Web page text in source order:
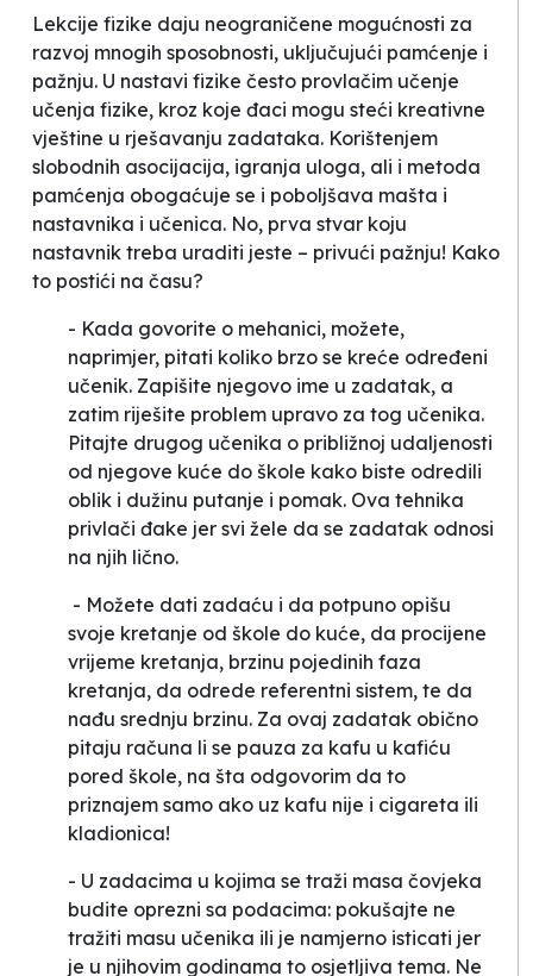
Lekcije fizike daju neograničene mogućnosti za
razvoj mnogih sposobnosti, uključujući pamćenje i
pažnju. U nastavi fizike često provlačim učenje
učenja fizike, kroz koje đaci mogu steći kreativne
vještine u rješavanju zadataka. Korištenjem
slobodnih asocijacija, igranja uloga, ali i metoda
pamćenja obogaćuje se i poboljšava mašta i
nastavnika i učenica. No, prva stvar koju
nastavnik treba uraditi jeste – privući pažnju! Kako
to postići na času?
- Kada govorite o mehanici, možete,
naprimjer, pitati koliko brzo se kreće određeni
učenik. Zapišite njegovo ime u zadatak, a
zatim riješite problem upravo za tog učenika.
Pitajte drugog učenika o približnoj udaljenosti
od njegove kuće do škole kako biste odredili
oblik i dužinu putanje i pomak. Ova tehnika
privlači đake jer svi žele da se zadatak odnosi
na njih lično.
- Možete dati zadaću i da potpuno opišu
svoje kretanje od škole do kuće, da procijene
vrijeme kretanja, brzinu pojedinih faza
kretanja, da odrede referentni sistem, te da
nađu srednju brzinu. Za ovaj zadatak obično
pitaju računa li se pauza za kafu u kafiću
pored škole, na šta odgovorim da to
priznajem samo ako uz kafu nije i cigareta ili
kladionica!
- U zadacima u kojima se traži masa čovjeka
budite oprezni sa podacima: pokušajte ne
tražiti masu učenika ili je namjerno isticati jer
je u njihovim godinama to osjetljiva tema. Ne